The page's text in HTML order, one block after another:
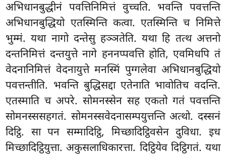
अभिधानबुद्धीनं पवत्तिनिमित्तं वुच्चति. भवन्ति पवत्तन्ति
अभिधानबुद्धियो एतस्मिन्ति कत्वा. एतस्मिन्ति च निमित्ते
भुम्मं. यथा नागो दन्तेसु हञ्ञतेति. यथा हि तत्थ अत्तनो
दन्तनिमित्तं दन्तयुत्ते नागे हननप्पवत्ति होति, एवमिधपि तं
वेदनानिमित्तं वेदनायुत्ते मनस्मिं पुग्गलेवा अभिधानबुद्धियो
पवत्तन्तीति. भवन्ति बुद्धिसद्दा एतेनाति भावोतिच वदन्ति.
एतस्माति च अपरे. सोमनस्सेन सह एकतो गतं पवत्तन्ति
सोमनस्ससहगतं. सोमनस्सवेदनासम्पयुत्तन्ति अत्थो. दस्सनं
दिट्ठि. सा पन सम्मादिट्ठि, मिच्छादिट्ठिवसेन दुविधा. इध
मिच्छादिट्ठियुत्ता. अकुसलाधिकारत्ता. दिट्ठियेव दिट्ठिगतं. यथा